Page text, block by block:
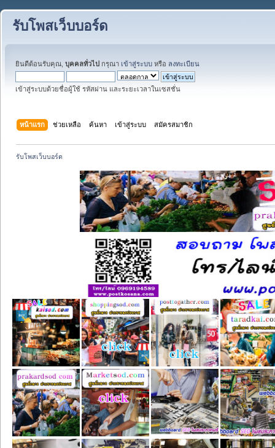
รับโพสเว็บบอร์ด
ยินดีต้อนรับคุณ, บุคคลทั่วไป กรุณา เข้าสู่ระบบ หรือ ลงทะเบียน
เข้าสู่ระบบด้วยชื่อผู้ใช้ รหัสผ่าน และระยะเวลาในเซสชั่น
หน้าแรก ช่วยเหลือ ค้นหา เข้าสู่ระบบ สมัครสมาชิก
รับโพสเว็บบอร์ด